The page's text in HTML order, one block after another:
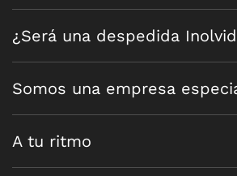
¿Será una despedida
Somos una empresa
A tu ritmo